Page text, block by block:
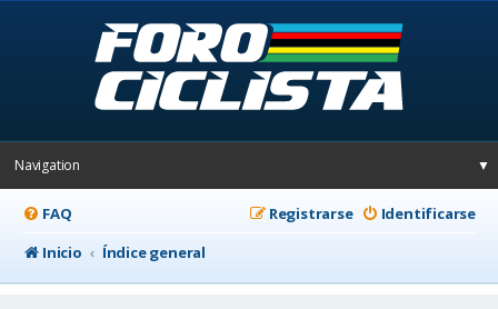
Navigation ▼
FAQ Identificarse
Registrarse
Inicio
Índice general